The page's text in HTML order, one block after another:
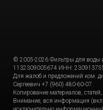
© 2005-2026 Фильтры для воды
1132309005674 ИНН:
Для жалоб и предложений ком.
Сергеевич +7 (960) 480-60-07
Копирование материалов,
Внимание, вся информация